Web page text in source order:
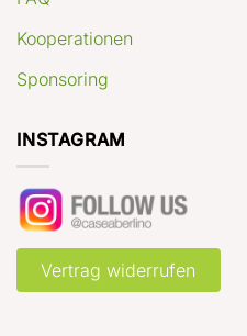
Kooperationen
Sponsoring
INSTAGRAM
Vertrag widerrufen